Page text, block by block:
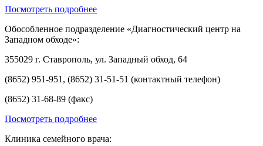
Посмотреть подробнее
Обособленное подразделение «Диагностический центр на
Западном обходе»:
355029 г. Ставрополь, ул. Западный обход, 64
(8652) 951-951, (8652) 31-51-51 (контактный телефон)
(8652) 31-68-89 (факс)
Посмотреть подробнее
Клиника семейного врача: